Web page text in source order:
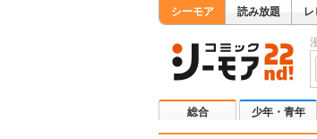
シーモア 読み放題
総合 少年・青年